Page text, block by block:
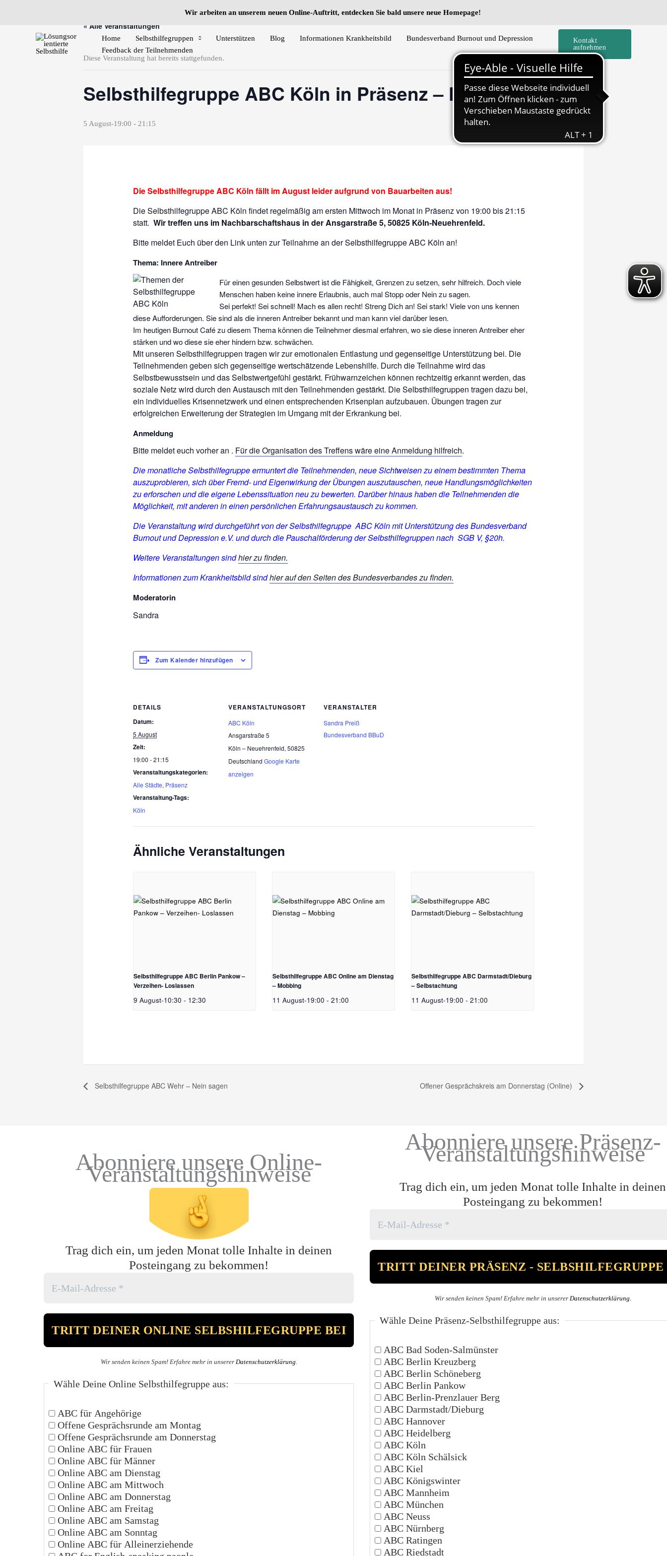
Wir arbeiten an unserem neuen Online-Auftritt, entdecken Sie bald unsere neue Homepage!
Home Selbsthilfegruppen Unterstützen Blog Informationen Krankheitsbild
Bundesverband Burnout und Depression
Feedback der Teilnehmenden
Kontakt
aufnehmen
« Alle Veranstaltungen
Diese Veranstaltung hat bereits stattgefunden.
Selbsthilfegruppe ABC Köln in Präsenz – FÄLLT AUS
5 August-19:00 - 21:15
Die Selbsthilfegruppe ABC Köln fällt im August leider aufgrund von Bauarbeiten aus!
Die Selbsthilfegruppe ABC Köln findet regelmäßig am ersten Mittwoch im Monat in Präsenz von 19:00 bis 21:15
statt. Wir treffen uns im Nachbarschaftshaus in der Ansgarstraße 5, 50825 Köln-Neuehrenfeld.
Bitte meldet Euch über den Link unten zur Teilnahme an der Selbsthilfegruppe ABC Köln an!
Thema: Innere Antreiber
Für einen gesunden Selbstwert ist die Fähigkeit, Grenzen zu setzen, sehr hilfreich. Doch viele
Menschen haben keine innere Erlaubnis, auch mal Stopp oder Nein zu sagen.
Sei perfekt! Sei schnell! Mach es allen recht! Streng Dich an! Sei stark! Viele von uns kennen
diese Aufforderungen. Sie sind als die inneren Antreiber bekannt und man kann viel darüber lesen.
Im heutigen Burnout Café zu diesem Thema können die Teilnehmer diesmal erfahren, wo sie diese inneren Antreiber eher
stärken und wo diese sie eher hindern bzw. schwächen.
Mit unseren Selbsthilfegruppen tragen wir zur emotionalen Entlastung und gegenseitige Unterstützung bei. Die
Teilnehmenden geben sich gegenseitige wertschätzende Lebenshilfe. Durch die Teilnahme wird das
Selbstbewusstsein und das Selbstwertgefühl gestärkt. Frühwarnzeichen können rechtzeitig erkannt werden, das
soziale Netz wird durch den Austausch mit den Teilnehmenden gestärkt. Die Selbsthilfegruppen tragen dazu bei,
ein individuelles Krisennetzwerk und einen entsprechenden Krisenplan aufzubauen. Übungen tragen zur
erfolgreichen Erweiterung der Strategien im Umgang mit der Erkrankung bei.
Anmeldung
Bitte meldet euch vorher an . Für die Organisation des Treffens wäre eine Anmeldung hilfreich.
Die monatliche Selbsthilfegruppe ermuntert die Teilnehmenden, neue Sichtweisen zu einem bestimmten Thema
auszuprobieren, sich über Fremd- und Eigenwirkung der Übungen auszutauschen, neue Handlungsmöglichkeiten
zu erforschen und die eigene Lebenssituation neu zu bewerten. Darüber hinaus haben die Teilnehmenden die
Möglichkeit, mit anderen in einen persönlichen Erfahrungsaustausch zu kommen.
Die Veranstaltung wird durchgeführt von der Selbsthilfegruppe ABC Köln mit Unterstützung des Bundesverband
Burnout und Depression e.V.und durch die Pauschalförderung der Selbsthilfegruppen nach SGB V, §20h.
Weitere Veranstaltungen sindhier zu finden.
Informationen zum Krankheitsbild sindhier auf den Seiten des Bundesverbandes zu finden.
Moderatorin
Sandra
Zum Kalender hinzufügen
DETAILS
Datum:
5 August
Zeit:
19:00 - 21:15
Veranstaltungskategorien:
Alle Städte, Präsenz
Veranstaltung-Tags:
Köln
VERANSTALTUNGSORT
ABC Köln
Ansgarstraße 5
Köln – Neuehrenfeld, 50825
Deutschland Google Karte
anzeigen
VERANSTALTER
Sandra Preiß
Bundesverband BBuD
Ähnliche Veranstaltungen
Selbsthilfegruppe ABC Berlin Pankow –
Verzeihen- Loslassen
9 August-10:30 - 12:30
Selbsthilfegruppe ABC Online am Dienstag
– Mobbing
11 August-19:00 - 21:00
Selbsthilfegruppe ABC Darmstadt/Dieburg
– Selbstachtung
11 August-19:00 - 21:00
Selbsthilfegruppe ABC Wehr – Nein sagen Offener Gesprächskreis am Donnerstag (Online)
Abonniere unsere Online-
Veranstaltungshinweise
Trag dich ein, um jeden Monat tolle Inhalte in deinen
Posteingang zu bekommen!
Wir senden keinen Spam! Erfahre mehr in unserer Datenschutzerklärung.
Wähle Deine Online Selbsthilfegruppe aus:
ABC für Angehörige
Offene Gesprächsrunde am Montag
Offene Gesprächsrunde am Donnerstag
Online ABC für Frauen
Online ABC für Männer
Online ABC am Dienstag
Online ABC am Mittwoch
Online ABC am Donnerstag
Online ABC am Freitag
Online ABC am Samstag
Online ABC am Sonntag
Online ABC für Alleinerziehende
Abonniere unsere Präsenz-
Veranstaltungshinweise
Trag dich ein, um jeden Monat tolle Inhalte in deinen
Posteingang zu bekommen!
Wir senden keinen Spam! Erfahre mehr in unserer Datenschutzerklärung.
Wähle Deine Präsenz-Selbsthilfegruppe aus:
ABC Bad Soden-Salmünster
ABC Berlin Kreuzberg
ABC Berlin Schöneberg
ABC Berlin Pankow
ABC Berlin-Prenzlauer Berg
ABC Darmstadt/Dieburg
ABC Hannover
ABC Heidelberg
ABC Köln
ABC Köln Schälsick
ABC Kiel
ABC Königswinter
ABC Mannheim
ABC München
ABC Neuss
ABC Nürnberg
ABC Ratingen
ABC Riedstadt